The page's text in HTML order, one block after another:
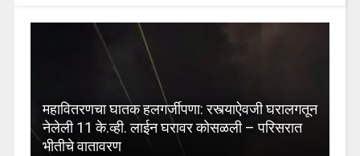
महावितरणचा घातक हलगर्जीपणा: रस्त्याऐवजी घरालगतून
नेलेली 11 के.व्ही. लाईन घरावर कोसळली – परिसरात
भीतीचे वातावरण